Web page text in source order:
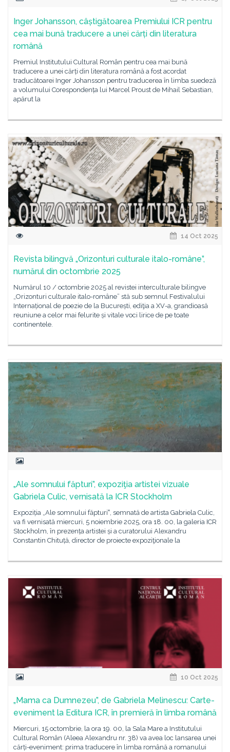
Inger Johansson, câștigătoarea Premiului ICR pentru
cea mai bună traducere a unei cărți din literatura
română
Premiul Institutului Cultural Român pentru cea mai bună
traducere a unei cărți din literatura română a fost acordat
traducătoarei Inger Johansson pentru traducerea în limba suedeză
a volumului Corespondența lui Marcel Proust de Mihail Sebastian,
apărut la
14 Oct 2025
Revista bilingvă „Orizonturi culturale italo-române”,
numărul din octombrie 2025
Numărul 10 / octombrie 2025 al revistei interculturale bilingve
„Orizonturi culturale italo-române” stă sub semnul Festivalului
Internațional de poezie de la București, ediţia a XV-a, grandioasă
reuniune a celor mai felurite și vitale voci lirice de pe toate
continentele.
„Ale somnului făpturi”, expoziţia artistei vizuale
Gabriela Culic, vernisată la ICR Stockholm
Expoziția „Ale somnului făpturi‟, semnată de artista Gabriela Culic,
va fi vernisată miercuri, 5 noiembrie 2025, ora 18. 00, la galeria ICR
Stockholm, în prezența artistei și a curatorului Alexandru
Constantin Chituță, director de proiecte expoziţionale la
10 Oct 2025
„Mama ca Dumnezeu”, de Gabriela Melinescu: Carte-
eveniment la Editura ICR, în premieră în limba română
Miercuri, 15 octombrie, la ora 19. 00, la Sala Mare a Institutului
Cultural Român (Aleea Alexandru nr. 38) va avea loc lansarea unei
cărți-eveniment: prima traducere în limba română a romanului